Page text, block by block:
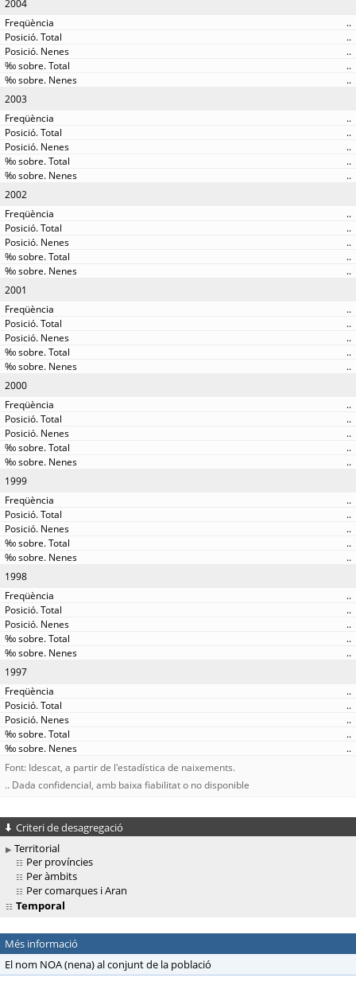
2004
..
..
..
..
..
2003
..
..
..
..
..
2002
..
..
..
..
..
2001
..
..
..
..
..
2000
..
..
..
..
..
1999
..
..
..
..
..
1998
..
..
..
..
..
1997
..
..
..
..
..
Font: Idescat, a partir de l'estadística de naixements.
.. Dada confidencial, amb baixa fiabilitat o no disponible
Criteri de desagregació
Territorial
Per províncies
Per àmbits
Per comarques i Aran
Temporal
Més informació
El nom NOA (nena) al conjunt de la població